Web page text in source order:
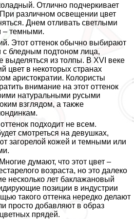
Отлично подчеркивает
различном освещении цвет
Днем отливать светлыми
– темными.
Этот оттенок обычно выбирают
бледным подтоном лица,
выделяться из толпы. В XVI веке
цвет в некоторых странах
аристократии. Колористы
внимание на этот оттенок
натуральными русыми
взглядом, а также
подходит не всем.
смотреться на дeвyшках,
загорелой кожей и темными или
Многие думают, что этот цвет –
возраста, но это далеко
несколько лет баклажановый
позиции в индустрии
такого оттенка нередко делают
просто добавляют в образ
прядей.